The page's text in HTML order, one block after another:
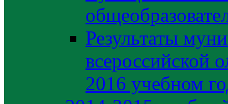
Результаты
всероссийской
2016 учебном